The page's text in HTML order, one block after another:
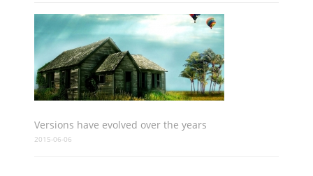
Versions have evolved over the years
2015-06-06